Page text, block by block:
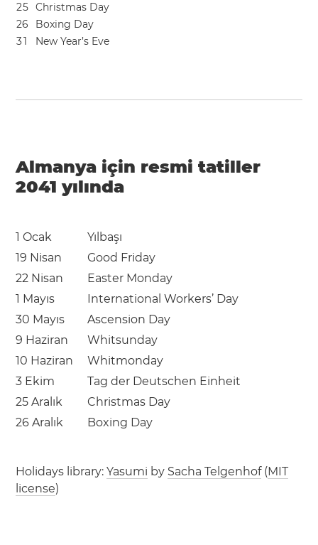
25 Christmas Day
26
Boxing Day
31 New Year’s Eve
Almanya için resmi tatiller
2041 yılında
1 Ocak
Yılbaşı
19 Nisan
Good Friday
22 Nisan
Easter Monday
1 Mayıs
International Workers’ Day
30 Mayıs
Ascension Day
9 Haziran
Whitsunday
10 Haziran
Whitmonday
3 Ekim
Tag der Deutschen Einheit
25 Aralık
Christmas Day
26 Aralık
Boxing Day
Holidays library:Yasumi by Sacha Telgenhof(MIT
license)